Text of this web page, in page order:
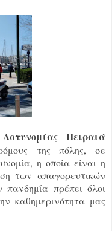
Πειραιά
της πόλης, σε
η οποία είναι η
των απαγορευτικών
πρέπει όλοι
καθημερινότητα μας